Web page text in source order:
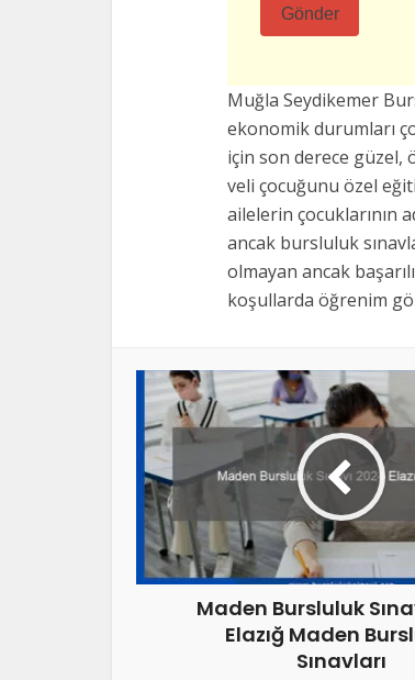
Gönder
alan
boş
bırakılmalıdır
Muğla Seydikemer
ekonomik durumları
için son derece güzel,
veli çocuğunu özel
ailelerin çocuklarının
ancak bursluluk
olmayan ancak
koşullarda öğrenim
Maden Bursluluk
Elazığ Maden
Sınavları